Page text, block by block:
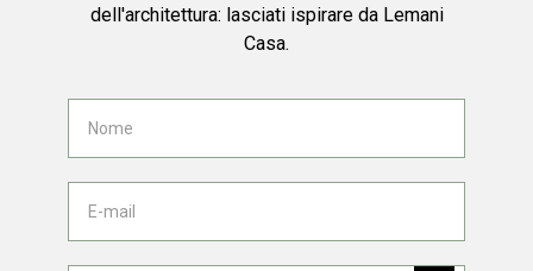
dell'architettura: lasciati ispirare da Lemani
Casa.